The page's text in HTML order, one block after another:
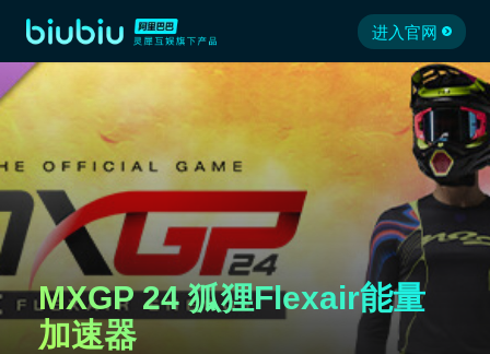
进入官网
MXGP 24 狐狸Flexair能量
加速器